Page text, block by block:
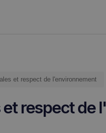
et respect de l'environnement
et respect